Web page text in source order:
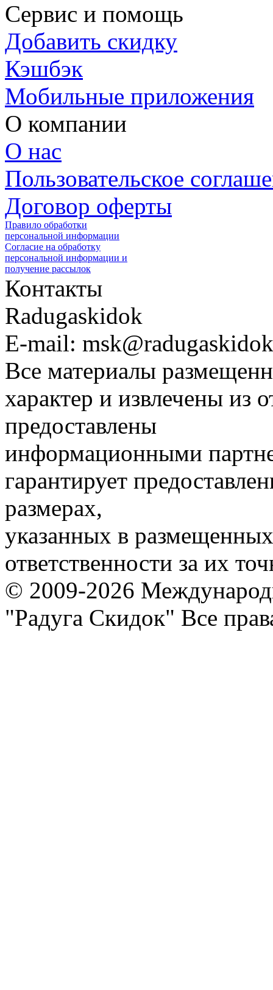
Сервис и помощь
Добавить скидку
Кэшбэк
Мобильные приложения
О компании
О нас
Пользовательское
Договор оферты
Правило обработки
персональной информации
Согласие на обработку
персональной информации и
получение рассылок
Контакты
Radugaskidok
E-mail:
Все материалы
характер и извлечены из
предоставлены
информационными
гарантирует
размерах,
указанных в
ответственности за их
© 2009-2026
"Радуга Скидок" Все